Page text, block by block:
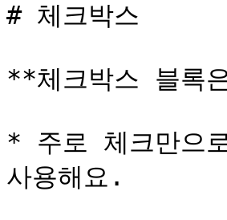
# 체크박스
**체크박스 블록
* 주로 체크만으
사용해요.